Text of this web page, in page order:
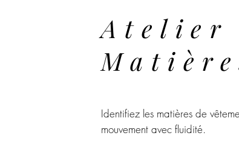
Atelier
Identifiez les matières de
mouvement avec fluidité.